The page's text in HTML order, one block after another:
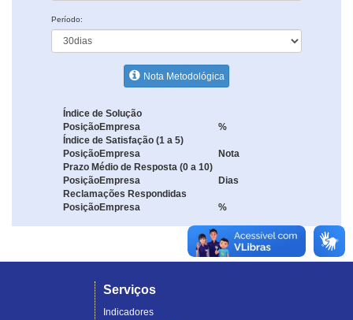
Período:
Nota Metodológica
Índice de Solução
PosiçãoEmpresa
%
Índice de Satisfação (1 a 5)
PosiçãoEmpresa
Nota
Prazo Médio de Resposta (0 a 10)
PosiçãoEmpresa
Dias
Reclamações Respondidas
PosiçãoEmpresa %
Serviços
Indicadores